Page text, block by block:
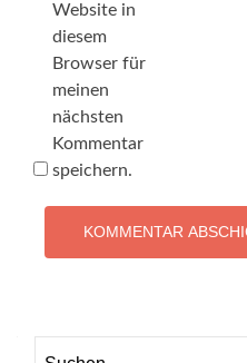
Website in
diesem
Browser für
meinen
nächsten
Kommentar
speichern.